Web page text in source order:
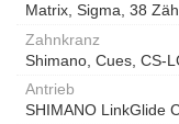
Matrix, Sigma, 38
Zahnkranz
Shimano, Cues, CS-
Antrieb
SHIMANO LinkGlide